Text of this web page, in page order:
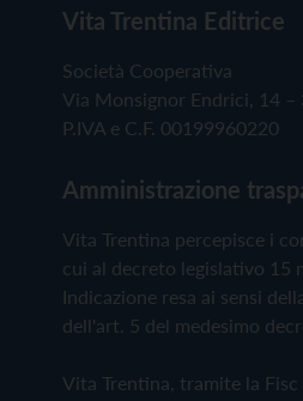
Vita Trentina Editrice
Società Cooperativa
Via Monsignor Endrici, 14 –
P.IVA e C.F. 00199960220
Amministrazione
Vita Trentina percepisce i
cui al decreto legislativo 15
Indicazione resa ai sensi
dell'art. 5 del medesimo
Vita Trentina, tramite la Fisc